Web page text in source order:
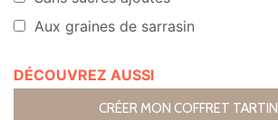
Aux graines de sarrasin
DÉCOUVREZ AUSSI
CRÉER MON COFFRET